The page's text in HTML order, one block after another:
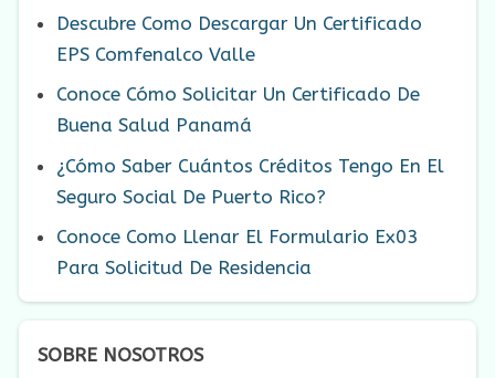
Descubre Como Descargar Un Certificado
EPS Comfenalco Valle
Conoce Cómo Solicitar Un Certificado De
Buena Salud Panamá
¿Cómo Saber Cuántos Créditos Tengo En El
Seguro Social De Puerto Rico?
Conoce Como Llenar El Formulario Ex03
Para Solicitud De Residencia
SOBRE NOSOTROS